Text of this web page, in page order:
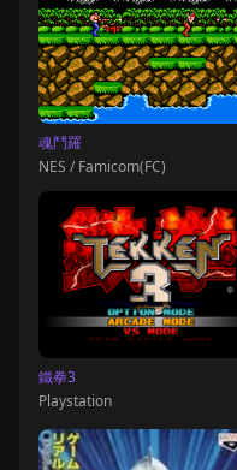
魂鬥羅
NES / Famicom(FC)
鐵拳3
Playstation